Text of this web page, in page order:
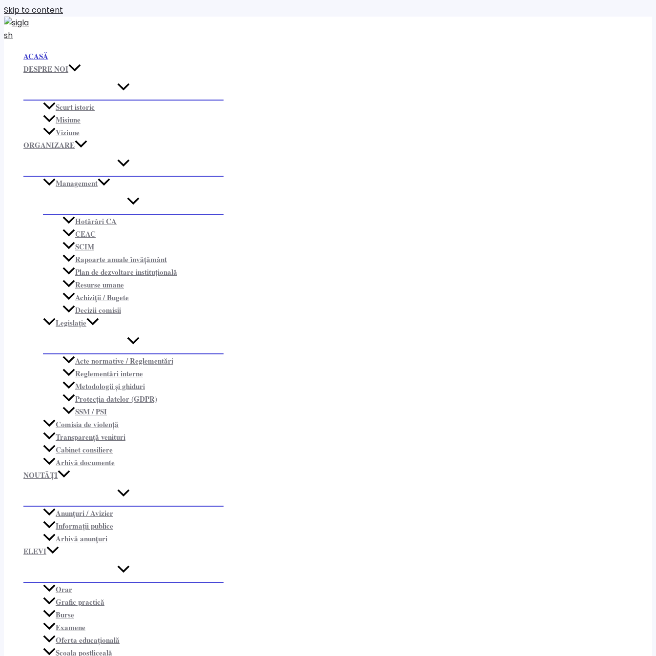
Skip to content
ACASĂ
DESPRE NOI
Scurt istoric
Misiune
Viziune
ORGANIZARE​
Management
Hotărâri CA
CEAC
SCIM
Rapoarte anuale învățământ
Plan de dezvoltare instituțională
Resurse umane
Achiziții / Bugete
Decizii comisii
Legislație
Acte normative / Reglementări
Reglementări interne
Metodologii și ghiduri
Protecția datelor (GDPR)
SSM / PSI
Comisia de violență
Transparență venituri
Cabinet consiliere​
Arhivă documente
NOUTĂȚI
Anunțuri / Avizier
Informații publice​
Arhivă anunțuri
ELEVI
Orar
Grafic practică
Burse
Examene
Oferta educațională
Școala postliceală